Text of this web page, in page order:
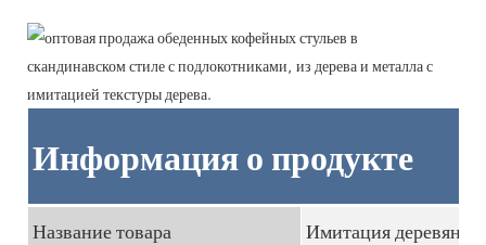
Информация о продукте
Название товара
Имитация